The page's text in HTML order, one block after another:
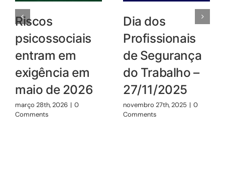
Riscos
psicossociais
entram em
exigência em
maio de 2026
março 28th, 2026 | 0
Comments
Dia dos
Profissionais
de Segurança
do Trabalho –
27/11/2025
novembro 27th, 2025 | 0
Comments